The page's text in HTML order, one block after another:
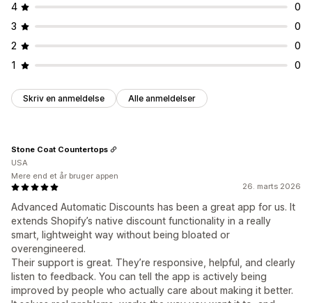
4
0
3
0
2
0
1
0
Skriv en anmeldelse Alle anmeldelser
26. marts 2026
Advanced Automatic Discounts has been a great app for us. It
extends Shopify’s native discount functionality in a really
smart, lightweight way without being bloated or
overengineered.
Their support is great. They’re responsive, helpful, and clearly
listen to feedback. You can tell the app is actively being
improved by people who actually care about making it better.
Stone Coat Countertops
USA
Mere end et år bruger appen